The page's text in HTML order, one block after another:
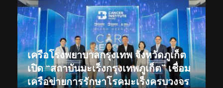
เครือโรงพยาบาลกรุงเทพ จังหวัดภูเก็ต
เปิด “สถาบันมะเร็งกรุงเทพภูเก็ต” เชื่อม
เครือข่ายการรักษาโรคมะเร็งครบวงจร